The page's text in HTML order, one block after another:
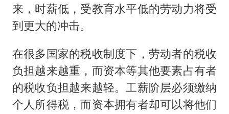
来，时薪低，受教育水平低的劳动力将受
到更大的冲击。
在很多国家的税收制度下，劳动者的税收
负担越来越重，而资本等其他要素占有者
的税收负担越来越轻。工薪阶层必须缴纳
个人所得税，而资本拥有者却可以将他们